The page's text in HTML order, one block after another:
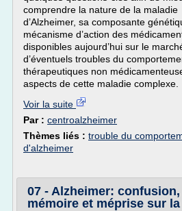
comprendre la nature de la maladie
d’Alzheimer, sa composante
mécanisme d’action des
disponibles aujourd’hui sur le
d’éventuels troubles du
thérapeutiques non
aspects de cette maladie complexe.
Voir la suite
Par : centroalzheimer
Thèmes liés : trouble du
d'alzheimer
07 - Alzheimer:
mémoire et méprise sur